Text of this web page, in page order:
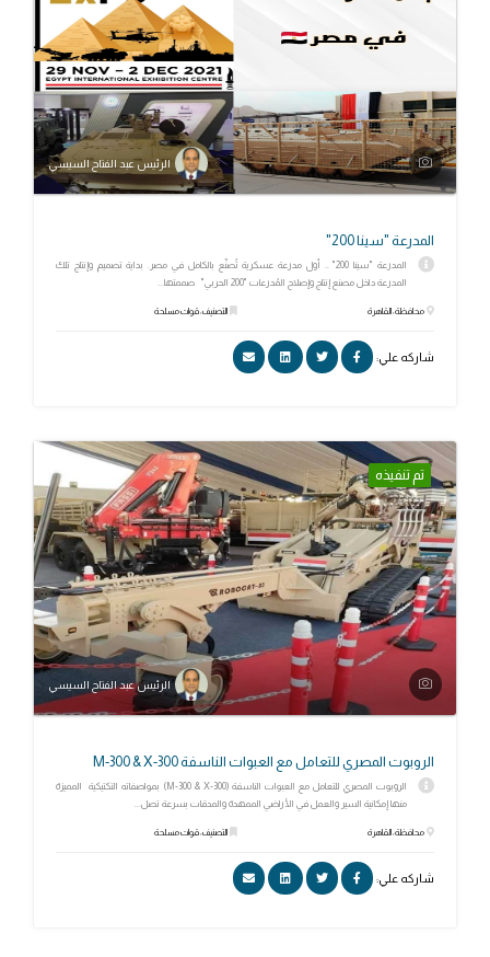
الرئيس عبد الفتاح السيسي
المدرعة "سينا 200"
المدرعة "سينا 200" .. أول مدرعة عسكرية تُصنّع بالكامل في مصر. بداية تصميم وإنتاج تلك
المدرعة داخل مصنع إنتاج وإصلاح المُدرعات "200 الحربي" صممتها...
محافظة: القاهرة التصنيف: قوات مسلحة
شاركه علي:
تم تنفيذه
الرئيس عبد الفتاح السيسي
الروبوت المصري للتعامل مع العبوات الناسفة M-300 & X-300
الروبوت المصري للتعامل مع العبوات الناسفة (M-300 & X-300) بمواصفاته التكتيكية المميزة
منها إمكانية السير والعمل في الأراضي الممهدة والمدقات بسرعة تصل...
محافظة: القاهرة التصنيف: قوات مسلحة
شاركه علي: